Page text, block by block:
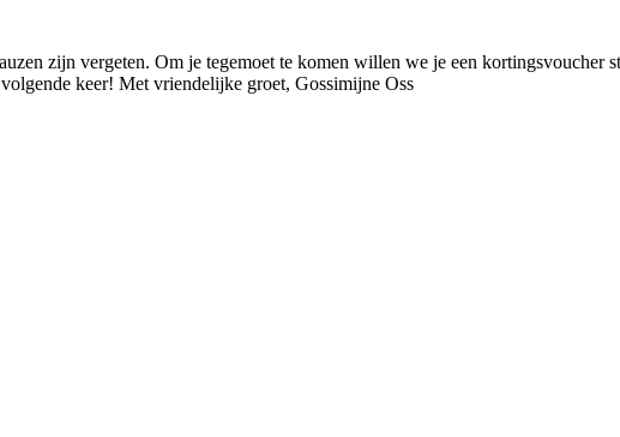
zijn vergeten. Om je tegemoet te komen willen we je een kortingsvoucher
keer! Met vriendelijke groet, Gossimijne Oss